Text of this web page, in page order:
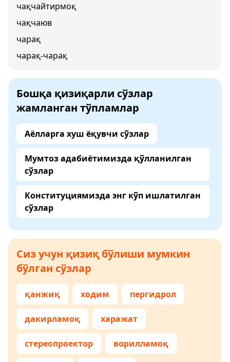
чақчайтирмоқ
чақчаюв
чарақ
чарақ-чарақ
Бошқа қизиқарли сўзлар
жамланган тўпламлар
Аёлларга хуш ёқувчи сўзлар
Мумтоз адабиётимизда қўлланилган
сўзлар
Конституциямизда энг кўп ишлатилган
сўзлар
Сиз учун қизиқ бўлиши мумкин
бўлган сўзлар
қанжиқ ходим пергидрол
дакирламоқ харажат
стереопроектор ворилламоқ